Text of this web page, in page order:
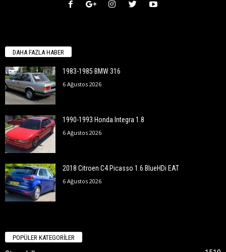
DAHA FAZLA HABER
1983-1985 BMW 316
6 Ağustos 2026
1990-1993 Honda Integra 1.8
6 Ağustos 2026
2018 Citroen C4 Picasso 1.6 BlueHDi EAT
6 Ağustos 2026
POPÜLER KATEGORİLER